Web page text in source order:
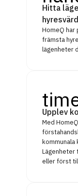
Hitta
HomeQ har
främsta
lägenheter
Upplev
Med
kommunala
Lägenheter
eller först